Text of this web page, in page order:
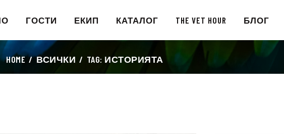
ГОСТИ ЕКИП КАТАЛОГ THE VET HOUR БЛОГ
HOME ВСИЧКИ TAG: ИСТОРИЯТА